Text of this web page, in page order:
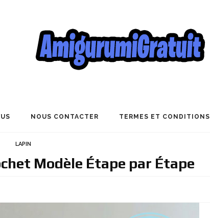
NOUS CONTACTER TERMES ET CONDITIONS
LAPIN
Modèle Étape par Étape